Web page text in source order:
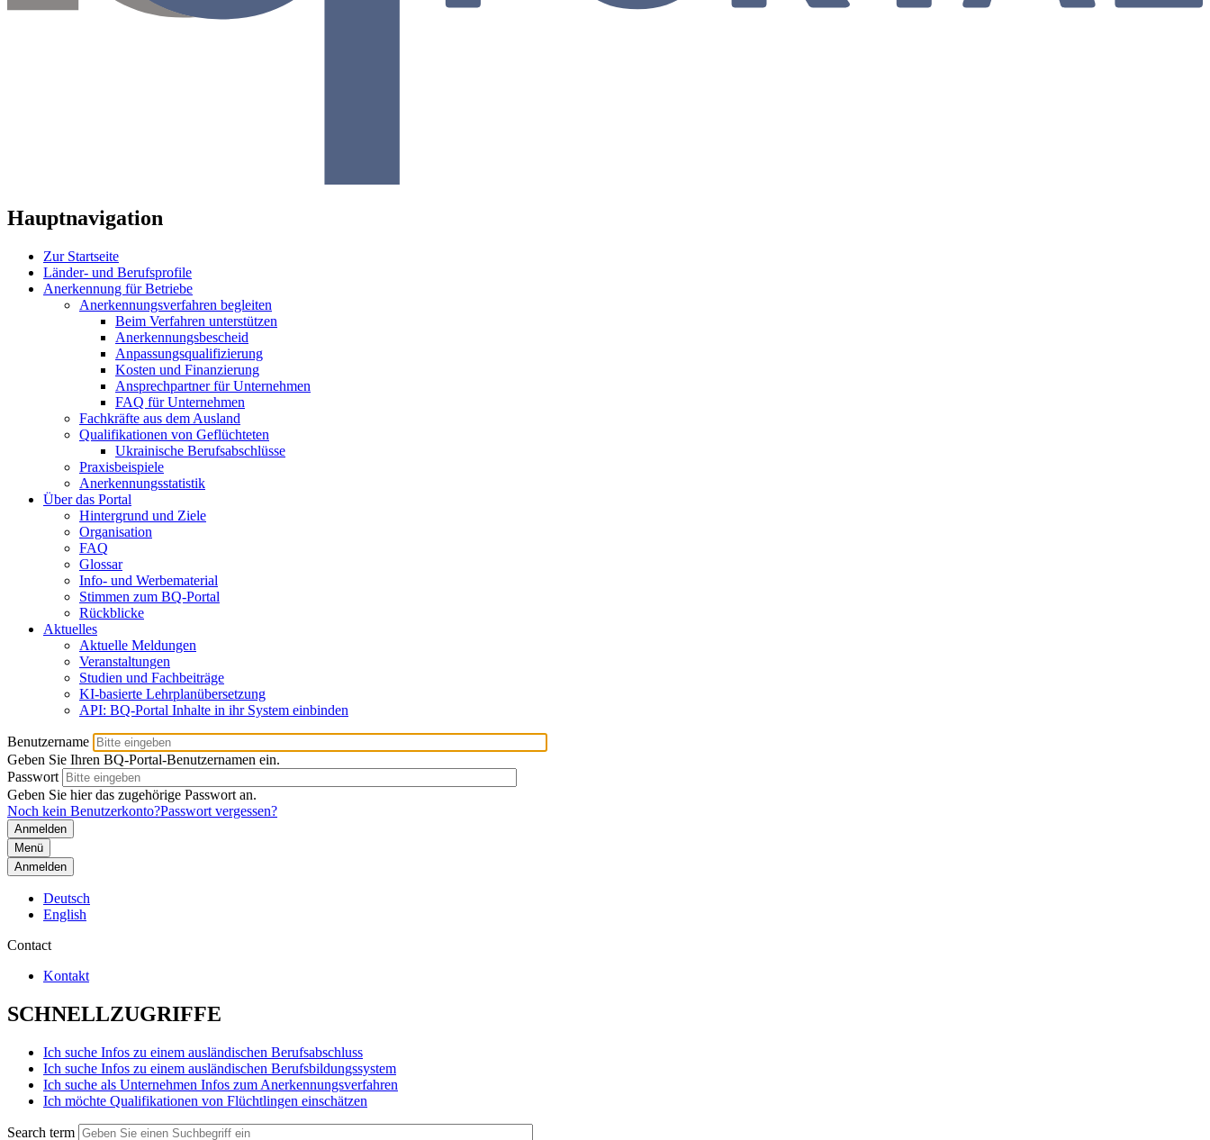
Hauptnavigation
Zur Startseite
Länder- und Berufsprofile
Anerkennung für Betriebe
Anerkennungsverfahren begleiten
Beim Verfahren unterstützen
Anerkennungsbescheid
Anpassungsqualifizierung
Kosten und Finanzierung
Ansprechpartner für Unternehmen
FAQ für Unternehmen
Fachkräfte aus dem Ausland
Qualifikationen von Geflüchteten
Ukrainische Berufsabschlüsse
Praxisbeispiele
Anerkennungsstatistik
Über das Portal
Hintergrund und Ziele
Organisation
FAQ
Glossar
Info- und Werbematerial
Stimmen zum BQ-Portal
Rückblicke
Aktuelles
Aktuelle Meldungen
Veranstaltungen
Studien und Fachbeiträge
KI-basierte Lehrplanübersetzung
API: BQ-Portal Inhalte in ihr System einbinden
Benutzername
Geben Sie Ihren BQ-Portal-Benutzernamen ein.
Passwort
Geben Sie hier das zugehörige Passwort an.
Noch kein Benutzerkonto?Passwort vergessen?
Menü
Anmelden
Deutsch
English
Contact
Kontakt
SCHNELLZUGRIFFE
Ich suche Infos zu einem ausländischen Berufsabschluss
Ich suche Infos zu einem ausländischen Berufsbildungssystem
Ich suche als Unternehmen Infos zum Anerkennungsverfahren
Ich möchte Qualifikationen von Flüchtlingen einschätzen
Search term